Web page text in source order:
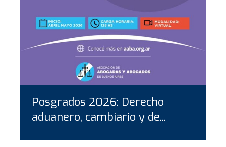
Posgrados 2026: Derecho
aduanero, cambiario y de...